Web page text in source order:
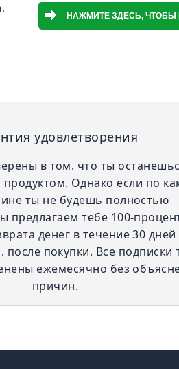
удовлетворения
в том. что ты
Однако если по
ты не будешь полностью
предлагаем тебе 100-
денег в течение 30 дней
после покупки. Все подписки
ежемесячно без
причин.